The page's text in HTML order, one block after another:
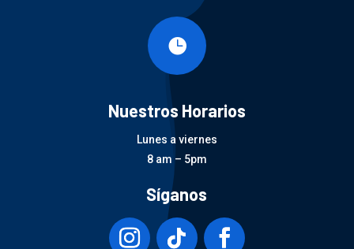

Nuestros Horarios
Lunes a viernes
8 am – 5pm
Síganos